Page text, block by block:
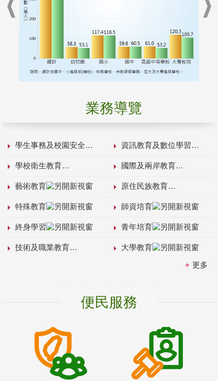
業務導覽
學生事務及校園安全 資訊教育及數位學習
學校衛生教育 國際及兩岸教育
藝術教育 原住民族教育
特殊教育 師資培育
終身學習 青年培育
技術及職業教育 大學教育
更多
便民服務